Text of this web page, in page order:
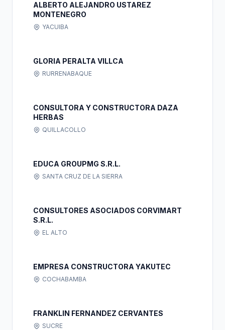
ALBERTO ALEJANDRO USTAREZ
MONTENEGRO
YACUIBA
GLORIA PERALTA VILLCA
RURRENABAQUE
CONSULTORA Y CONSTRUCTORA DAZA
HERBAS
QUILLACOLLO
EDUCA GROUPMG S.R.L.
SANTA CRUZ DE LA SIERRA
CONSULTORES ASOCIADOS CORVIMART
S.R.L.
EL ALTO
EMPRESA CONSTRUCTORA YAKUTEC
COCHABAMBA
FRANKLIN FERNANDEZ CERVANTES
SUCRE